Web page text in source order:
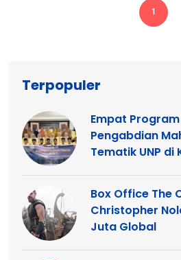
1
Terpopuler
Empat
Pengabdian
Tematik UNP
Box Office The
Christopher
Juta Global